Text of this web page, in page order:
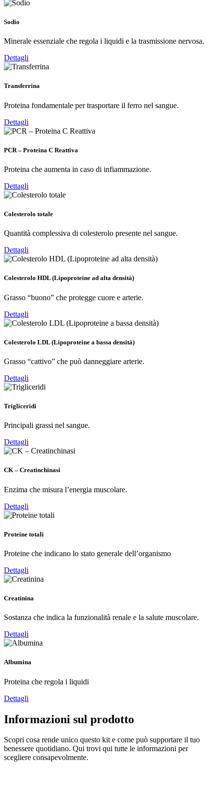
Sodio
Minerale essenziale che regola i liquidi e la trasmissione nervosa.
Dettagli
Transferrina
Proteina fondamentale per trasportare il ferro nel sangue.
Dettagli
PCR – Proteina C Reattiva
Proteina che aumenta in caso di infiammazione.
Dettagli
Colesterolo totale
Quantità complessiva di colesterolo presente nel sangue.
Dettagli
Colesterolo HDL (Lipoproteine ad alta densità)
Grasso “buono” che protegge cuore e arterie.
Dettagli
Colesterolo LDL (Lipoproteine a bassa densità)
Grasso “cattivo” che può danneggiare arterie.
Dettagli
Trigliceridi
Principali grassi nel sangue.
Dettagli
CK – Creatinchinasi
Enzima che misura l’energia muscolare.
Dettagli
Proteine totali
Proteine che indicano lo stato generale dell’organismo
Dettagli
Creatinina
Sostanza che indica la funzionalità renale e la salute muscolare.
Dettagli
Albumina
Proteina che regola i liquidi
Dettagli
Informazioni sul prodotto
Scopri cosa rende unico questo kit e come può supportare il tuo
benessere quotidiano. Qui trovi qui tutte le informazioni per
scegliere consapevolmente.